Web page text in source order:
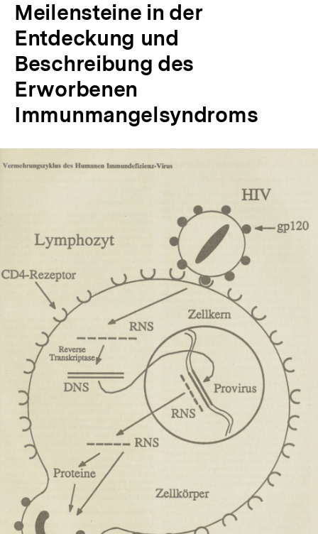
Meilensteine in der
Entdeckung und
Beschreibung des
Erworbenen
Immunmangelsyndroms
Lightbox
öffnen